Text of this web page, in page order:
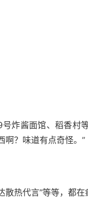
炸酱面馆、稻香村
啊？味道有点奇怪。”
热代言”等等，都在